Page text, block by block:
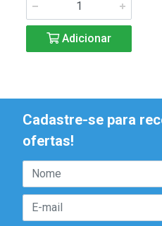
Adicionar
Cadastre-se para
ofertas!